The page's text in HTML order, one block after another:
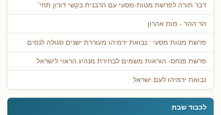
דבר תורה לפרשת מטות-מסעי עם הרבנית בקשי דורון תחי'
הר ההר - מות אהרון
פרשת מטות מסעי : נבואת ירמיהו מעוררת ישנים סגולה לנסים
פרשת פנחס- הוראות משמים לבחירת מנהיג הראוי לישראל
נבואת ירמיהו לעם ישראל
לכבוד שבת